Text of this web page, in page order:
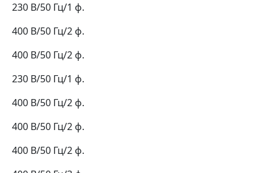
230 В/50 Гц/1 ф.
400 В/50 Гц/2 ф.
400 В/50 Гц/2 ф.
230 В/50 Гц/1 ф.
400 В/50 Гц/2 ф.
400 В/50 Гц/2 ф.
400 В/50 Гц/2 ф.